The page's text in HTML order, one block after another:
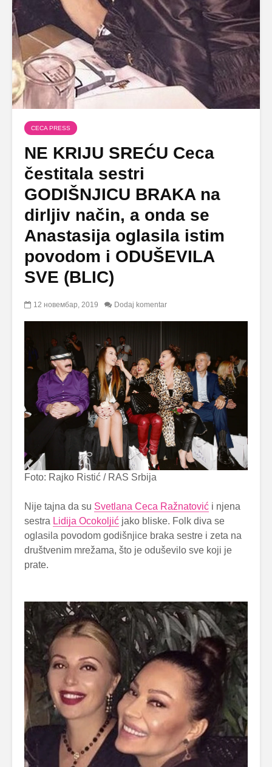
CECA PRESS
NE KRIJU SREĆU Ceca
čestitala sestri
GODIŠNJICU BRAKA na
dirljiv način, a onda se
Anastasija oglasila istim
povodom i ODUŠEVILA
SVE (BLIC)
12 новембар, 2019 Dodaj komentar
Foto: Rajko Ristić / RAS Srbija
Nije tajna da su Svetlana Ceca Ražnatović i njena
sestra Lidija Ocokoljić jako bliske. Folk diva se
oglasila povodom godišnjice braka sestre i zeta na
društvenim mrežama, što je oduševilo sve koji je
prate.